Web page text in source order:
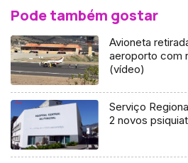
Pode também gostar
Avioneta
aeroporto com
(vídeo)
Serviço
2 novos